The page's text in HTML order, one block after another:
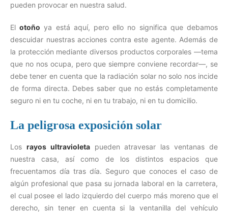
pueden provocar en nuestra salud.
Elotoño ya está aquí, pero ello no significa que debamos
descuidar nuestras acciones contra este agente. Además de
la protección mediante diversos productos corporales —tema
que no nos ocupa, pero que siempre conviene recordar—, se
debe tener en cuenta que la radiación solar no solo nos incide
de forma directa. Debes saber que no estás completamente
seguro ni en tu coche, ni en tu trabajo, ni en tu domicilio.
La peligrosa exposición solar
Los rayos ultravioletapueden atravesar las ventanas de
nuestra casa, así como de los distintos espacios que
frecuentamos día tras día. Seguro que conoces el caso de
algún profesional que pasa su jornada laboral en la carretera,
el cual posee el lado izquierdo del cuerpo más moreno que el
derecho, sin tener en cuenta si la ventanilla del vehículo